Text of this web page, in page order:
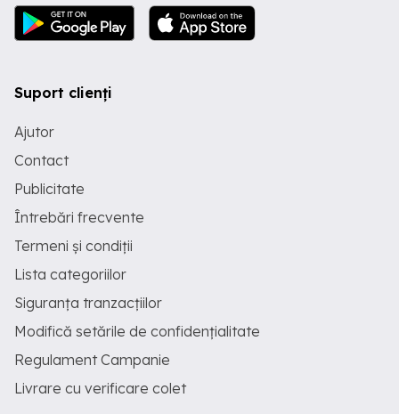
Suport clienți
Ajutor
Contact
Publicitate
Întrebări frecvente
Termeni și condiții
Lista categoriilor
Siguranța tranzacțiilor
Modifică setările de confidențialitate
Regulament Campanie
Livrare cu verificare colet